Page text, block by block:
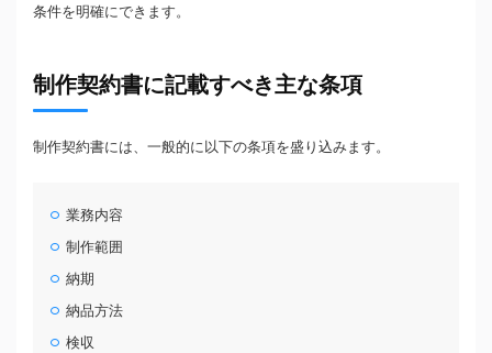
条件を明確にできます。
制作契約書に記載すべき主な条項
制作契約書には、一般的に以下の条項を盛り込みます。
業務内容
制作範囲
納期
納品方法
検収